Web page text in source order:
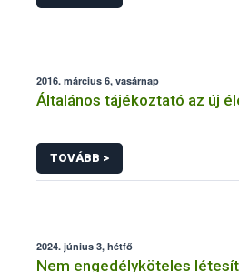
2016. március 6, vasárnap
Általános tájékoztató az új
TOVÁBB >
2024. június 3, hétfő
Nem engedélyköteles